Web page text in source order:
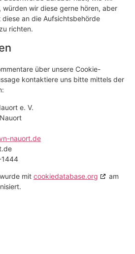
würden wir diese gerne hören, aber
an die Aufsichtsbehörde
richten.
über unsere Cookie-
kontaktiere uns bitte mittels der
e. V.
nauort.de
1444
mit cookiedatabase.org
am